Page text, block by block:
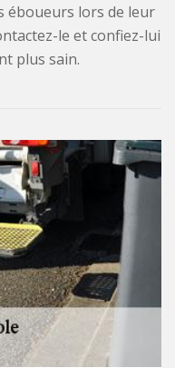
éboueurs lors de leur
le et confiez-lui
plus sain.